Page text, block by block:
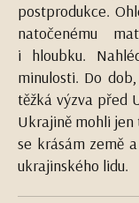
postprodukce.
natočenému
i hloubku.
minulosti. Do
těžká výzva před
Ukrajině mohli
se krásám země
ukrajinského lidu.